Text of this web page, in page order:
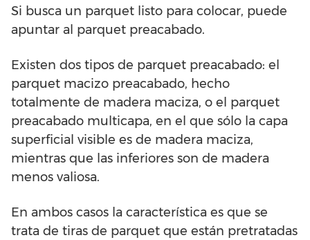
Si busca un parquet listo para colocar, puede
apuntar al parquet preacabado.
Existen dos tipos de parquet preacabado: el
parquet macizo preacabado, hecho
totalmente de madera maciza, o el parquet
preacabado multicapa, en el que sólo la capa
superficial visible es de madera maciza,
mientras que las inferiores son de madera
menos valiosa.
En ambos casos la característica es que se
trata de tiras de parquet que están pretratadas